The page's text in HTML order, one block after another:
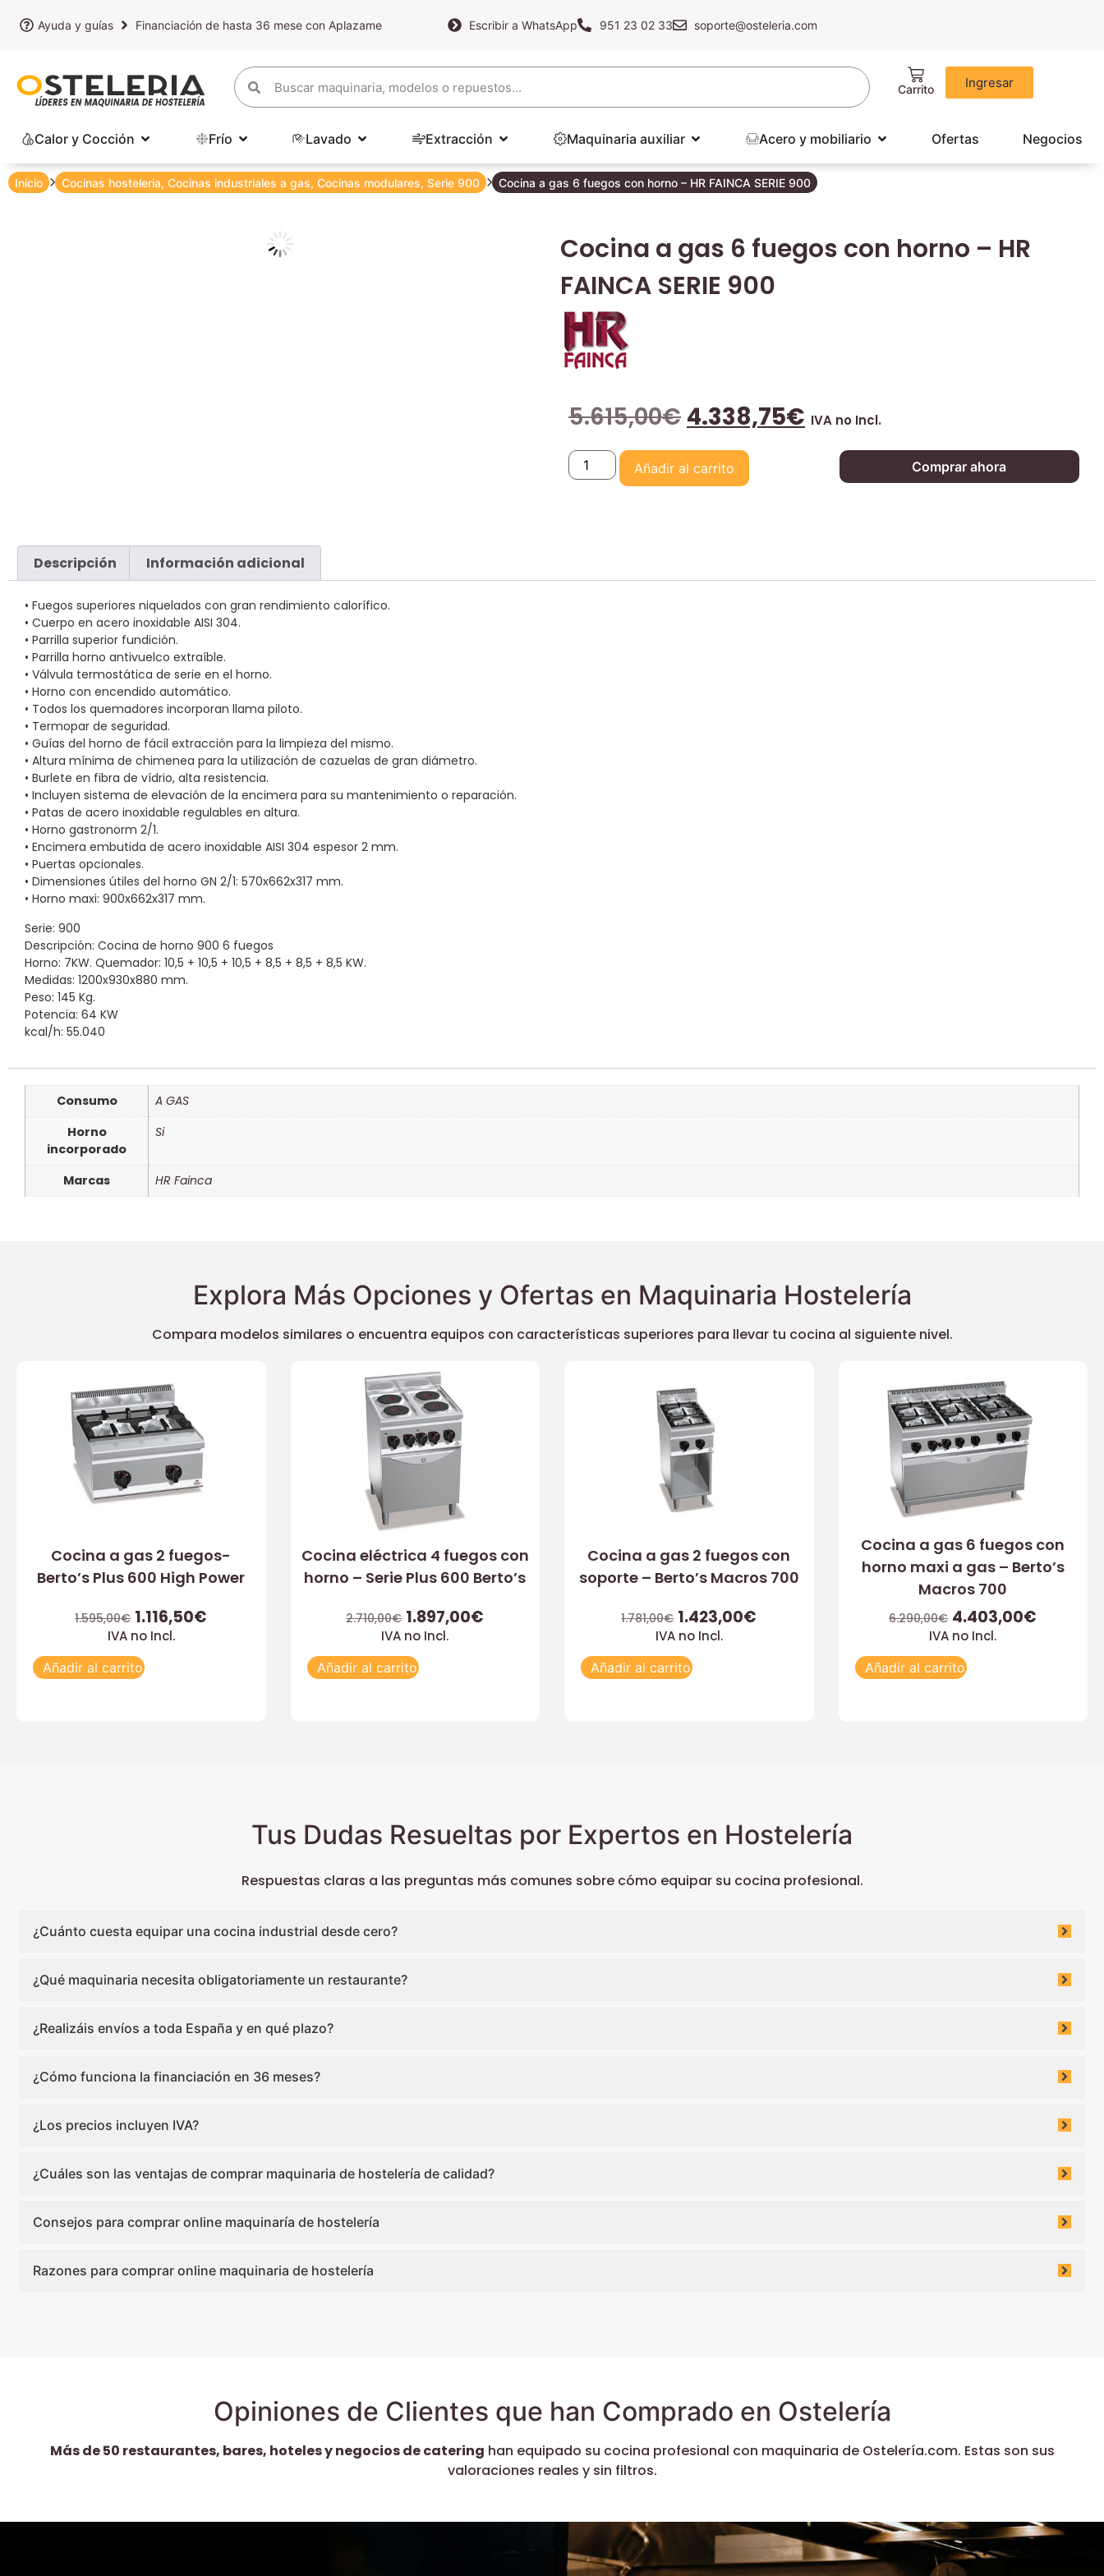
Ayuda y guías Financiación de hasta 36 mese con Aplazame Escribir a WhatsApp 951 23 02 33 soporte@osteleria.com
Ingresar
Calor y Cocción Frío Lavado Extracción Maquinaria auxiliar Acero y mobiliario Ofertas Negocios
Inicio Cocinas hosteleria, Cocinas industriales a gas, Cocinas modulares, Serie 900 Cocina a gas 6 fuegos con horno – HR FAINCA SERIE 900
Cocina a gas 6 fuegos con horno – HR
FAINCA SERIE 900
5.615,00€ 4.338,75€ IVA no Incl.
Añadir al carrito Comprar ahora
Descripción Información adicional
• Fuegos superiores niquelados con gran rendimiento calorífico.
• Cuerpo en acero inoxidable AISI 304.
• Parrilla superior fundición.
• Parrilla horno antivuelco extraíble.
• Válvula termostática de serie en el horno.
• Horno con encendido automático.
• Todos los quemadores incorporan llama piloto.
• Termopar de seguridad.
• Guías del horno de fácil extracción para la limpieza del mismo.
• Altura mínima de chimenea para la utilización de cazuelas de gran diámetro.
• Burlete en fibra de vídrio, alta resistencia.
• Incluyen sistema de elevación de la encimera para su mantenimiento o reparación.
• Patas de acero inoxidable regulables en altura.
• Horno gastronorm 2/1.
• Encimera embutida de acero inoxidable AISI 304 espesor 2 mm.
• Puertas opcionales.
• Dimensiones útiles del horno GN 2/1: 570x662x317 mm.
• Horno maxi: 900x662x317 mm.
Serie: 900
Descripción: Cocina de horno 900 6 fuegos
Horno: 7KW. Quemador: 10,5 + 10,5 + 10,5 + 8,5 + 8,5 + 8,5 KW.
Medidas: 1200x930x880 mm.
Peso: 145 Kg.
Potencia: 64 KW
kcal/h: 55.040
Consumo
A GAS
Horno
incorporado
Si
Marcas HR Fainca
Explora Más Opciones y Ofertas en Maquinaria Hostelería
Compara modelos similares o encuentra equipos con características superiores para llevar tu cocina al siguiente nivel.
Cocina a gas 2 fuegos-
Berto’s Plus 600 High Power
1.595,00€ 1.116,50€
IVA no Incl.
Añadir al carrito
Cocina eléctrica 4 fuegos con
horno – Serie Plus 600 Berto’s
2.710,00€ 1.897,00€
IVA no Incl.
Añadir al carrito
Cocina a gas 2 fuegos con
soporte – Berto’s Macros 700
1.781,00€ 1.423,00€
IVA no Incl.
Añadir al carrito
Cocina a gas 6 fuegos con
horno maxi a gas – Berto’s
Macros 700
6.290,00€ 4.403,00€
IVA no Incl.
Añadir al carrito
Tus Dudas Resueltas por Expertos en Hostelería
Respuestas claras a las preguntas más comunes sobre cómo equipar su cocina profesional.
¿Cuánto cuesta equipar una cocina industrial desde cero?
¿Qué maquinaria necesita obligatoriamente un restaurante?
¿Realizáis envíos a toda España y en qué plazo?
¿Cómo funciona la financiación en 36 meses?
¿Los precios incluyen IVA?
¿Cuáles son las ventajas de comprar maquinaria de hostelería de calidad?
Consejos para comprar online maquinaría de hostelería
Razones para comprar online maquinaria de hostelería
Opiniones de Clientes que han Comprado en Ostelería
Más de 50 restaurantes, bares, hoteles y negocios de catering han equipado su cocina profesional con maquinaria de Ostelería.com. Estas son sus
valoraciones reales y sin filtros.